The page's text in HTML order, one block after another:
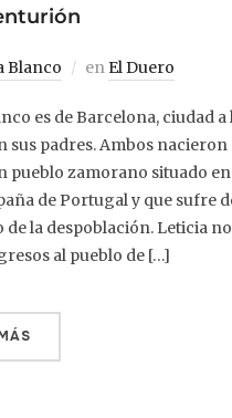
Blanco en El Duero
es de Barcelona, ciudad a
sus padres. Ambos
pueblo zamorano situado
de Portugal y que sufre
la despoblación. Leticia
al pueblo de […]